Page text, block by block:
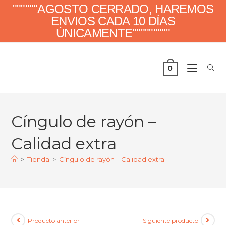
""""""AGOSTO CERRADO, HAREMOS
ENVIOS CADA 10 DÍAS
ÚNICAMENTE"""""""""
0
Cíngulo de rayón –
Calidad extra
> Tienda > Cíngulo de rayón – Calidad extra
Producto anterior Siguiente producto